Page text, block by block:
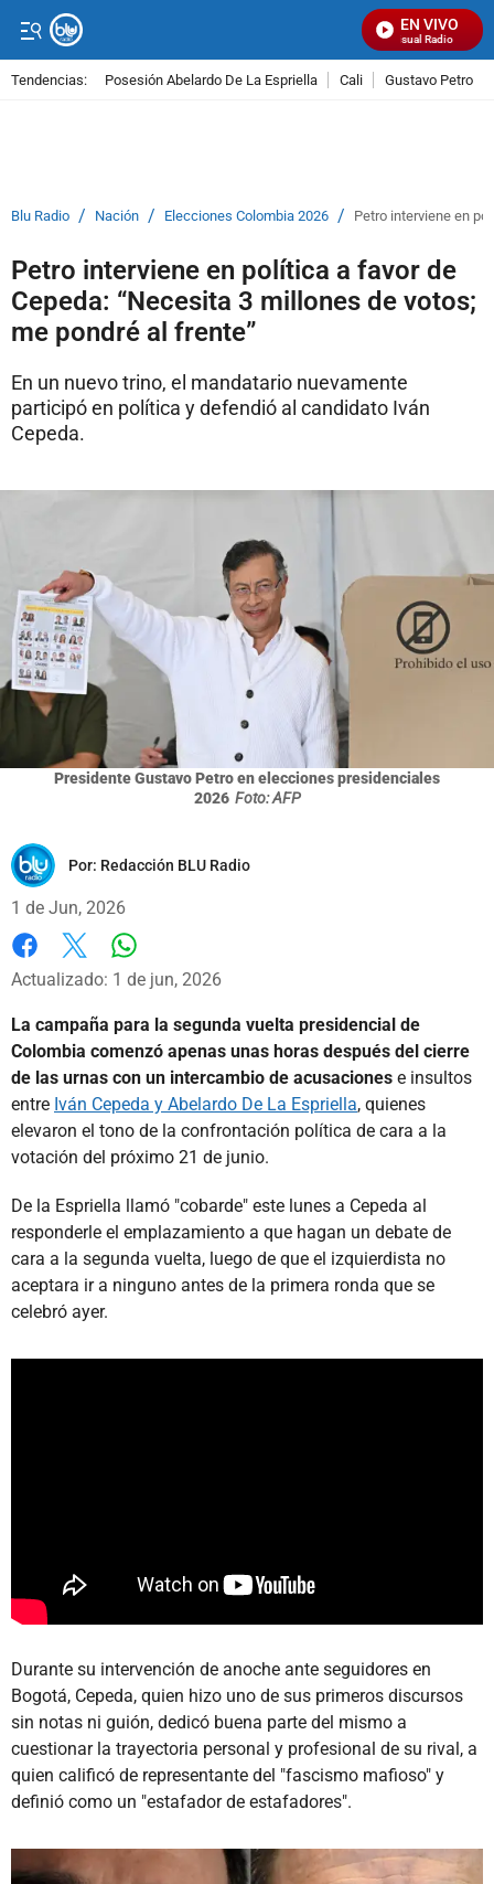
EN VIVO
Señal Visual Radio
Tendencias: Posesión Abelardo De La Espriella Cali Gustavo Petro
Blu Radio / Nación / Elecciones Colombia 2026 / Petro interviene en
Petro interviene en política a favor de
Cepeda: “Necesita 3 millones de votos;
me pondré al frente”
En un nuevo trino, el mandatario nuevamente
participó en política y defendió al candidato Iván
Cepeda.
Presidente Gustavo Petro en elecciones presidenciales
2026 Foto: AFP
Por: Redacción BLU Radio
1 de Jun, 2026
Facebook
X
Actualizado: 1 de jun, 2026
La campaña para la segunda vuelta presidencial de
Colombia comenzó apenas unas horas después del cierre
de las urnas con un intercambio de acusaciones e insultos
entre Iván Cepeda y Abelardo De La Espriella, quienes
elevaron el tono de la confrontación política de cara a la
votación del próximo 21 de junio.
De la Espriella llamó "cobarde" este lunes a Cepeda al
responderle el emplazamiento a que hagan un debate de
cara a la segunda vuelta, luego de que el izquierdista no
aceptara ir a ninguno antes de la primera ronda que se
celebró ayer.
Durante su intervención de anoche ante seguidores en
Bogotá, Cepeda, quien hizo uno de sus primeros discursos
sin notas ni guión, dedicó buena parte del mismo a
cuestionar la trayectoria personal y profesional de su rival, a
quien calificó de representante del "fascismo mafioso" y
definió como un "estafador de estafadores".